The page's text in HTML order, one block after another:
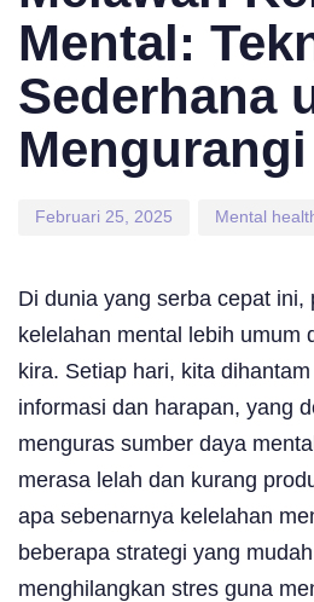
Mental:
Sederhana
Februari 25, 2025 Mental
Di dunia yang serba cepat ini,
kelelahan mental lebih umum
kira. Setiap hari, kita
informasi dan harapan, yang
menguras sumber daya
merasa lelah dan kurang
apa sebenarnya kelelahan
beberapa strategi yang
menghilangkan stres guna